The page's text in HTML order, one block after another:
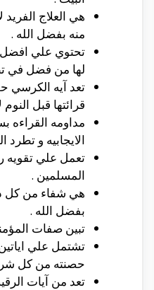
هي العلاج
منه بفضل الله .
تحتوي علي افضل
لها من فضل في
تعد آيه الكرسي
قرائتها قبل
مداومه القراءه
الايجابيه و تطرد
تعمل علي تقويه
المسلمين .
هي شفاء من كل
بفضل الله .
تبين صفات
تشتمل علي
حصنته من كل
تعد من آيات